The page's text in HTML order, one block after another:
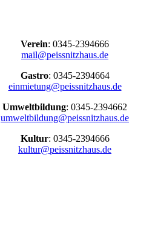
Verein: 0345-2394666
mail@peissnitzhaus.de
Gastro: 0345-2394664
einmietung@peissnitzhaus.de
Umweltbildung: 0345-2394662
umweltbildung@peissnitzhaus.de
Kultur: 0345-2394666
kultur@peissnitzhaus.de